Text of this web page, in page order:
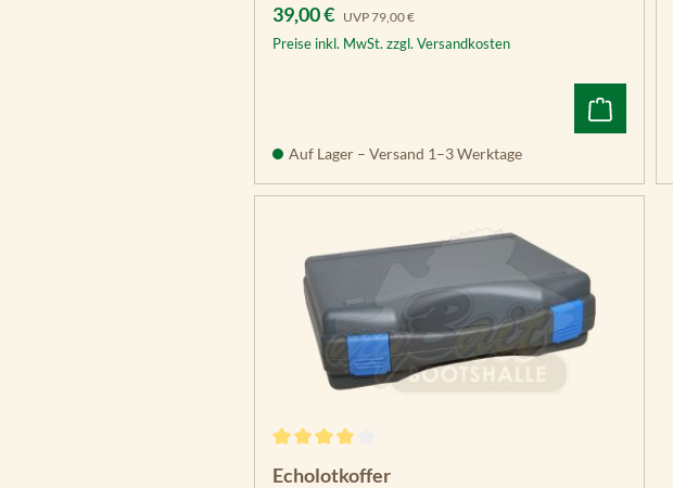
Verkaufspreis:
39,00 € UVPRegulärer Preis:
79,00 €
Preise inkl. MwSt. zzgl. Versandkosten
Auf Lager – Versand 1–3 Werktage
Echolotkoffer